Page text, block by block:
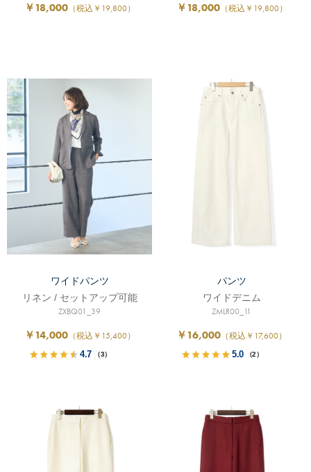
￥18,000（税込￥19,800） ￥18,000（税込￥19,800）
ワイドパンツ
リネン / セットアップ可能
ZXBQ01_39
￥14,000（税込￥15,400）
4.7 （3）
パンツ
ワイドデニム
ZMLR00_11
￥16,000 （税込￥17,600）
5.0 （2）